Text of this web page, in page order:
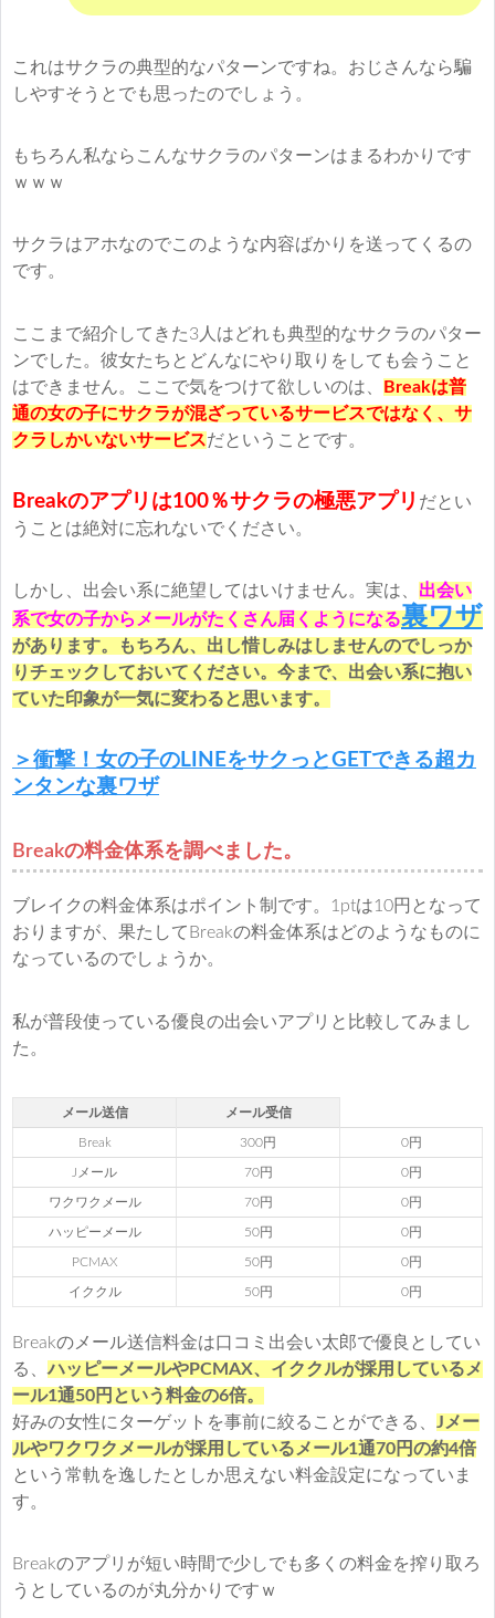
これはサクラの典型的なパターンですね。おじさんなら騙
しやすそうとでも思ったのでしょう。
もちろん私ならこんなサクラのパターンはまるわかりです
ｗｗｗ
サクラはアホなのでこのような内容ばかりを送ってくるの
です。
ここまで紹介してきた3人はどれも典型的なサクラのパター
ンでした。彼女たちとどんなにやり取りをしても会うこと
はできません。ここで気をつけて欲しいのは、 Breakは普
通の女の子にサクラが混ざっているサービスではなく、サ
クラしかいないサービスだということです。
Breakのアプリは100％サクラの極悪アプリ だとい
うことは絶対に忘れないでください。
しかし、出会い系に絶望してはいけません。実は、 出会い
系で女の子からメールがたくさん届くようになる裏ワザ
があります。もちろん、出し惜しみはしませんのでしっか
りチェックしておいてください。今まで、出会い系に抱い
ていた印象が一気に変わると思います。
＞衝撃！女の子のLINEをサクっとGETできる超カ
ンタンな裏ワザ
Breakの料金体系を調べました。
ブレイクの料金体系はポイント制です。1ptは10円となって
おりますが、果たしてBreakの料金体系はどのようなものに
なっているのでしょうか。
私が普段使っている優良の出会いアプリと比較してみまし
た。
メール送信 メール受信
Break 300円 0円
Jメール 70円 0円
ワクワクメール 70円 0円
ハッピーメール 50円 0円
PCMAX 50円 0円
イククル 50円 0円
Breakのメール送信料金は口コミ出会い太郎で優良としてい
る、ハッピーメールやPCMAX、イククルが採用しているメ
ール1通50円という料金の6倍。
好みの女性にターゲットを事前に絞ることができる、 Jメー
ルやワクワクメールが採用しているメール1通70円の約4倍
という常軌を逸したとしか思えない料金設定になっていま
す。
Breakのアプリが短い時間で少しでも多くの料金を搾り取ろ
うとしているのが丸分かりですｗ